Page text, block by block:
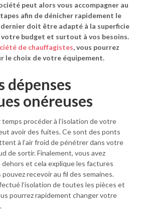
peut alors vous accompagner au
afin de dénicher rapidement le
dernier doit être adapté à la superficie
budget et surtout à vos besoins.
de chauffagistes, vous pourrez
le choix de votre équipement.
dépenses
onéreuses
procéder à l’isolation de votre
avoir des fuites. Ce sont des ponts
à l’air froid de pénétrer dans votre
de sortir. Finalement, vous avez
et cela explique les factures
recevoir au fil des semaines.
l’isolation de toutes les pièces et
pourrez rapidement changer votre